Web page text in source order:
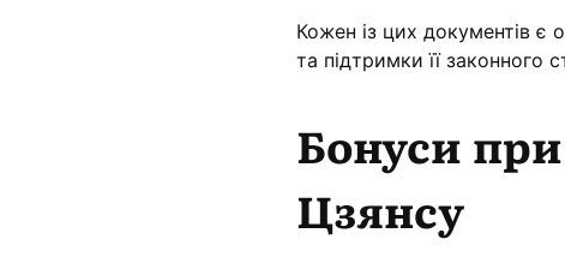
Кожен із цих документів є
та підтримки її законного
Бонуси при
Цзянсу